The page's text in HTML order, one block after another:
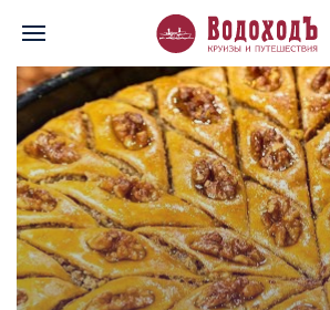
Главная Перечень всех доступных круизов